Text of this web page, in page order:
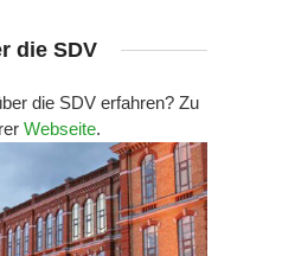
die SDV
die SDV erfahren? Zu
Webseite.